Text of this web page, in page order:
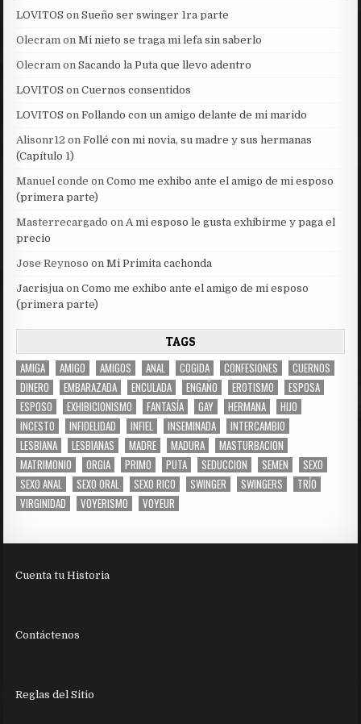
LOVITOS onSueño ser swinger 1ra parte
Olecram onMi nieto se traga mi lefa sin saberlo
Olecram onSacando la Puta que llevo adentro
LOVITOS onCuernos consentidos
LOVITOS onFollando con un amigo delante de mi marido
Alisonr12 onFollé con mi novia, su madre y sus hermanas
(Capítulo 1)
Manuel conde onComo me exhibo ante el amigo de mi esposo
(primera parte)
Masterrecargado onA mi esposo le gusta exhibirme y paga el
precio
Jose Reynoso onMi Primita cachonda
Jacrisjua onComo me exhibo ante el amigo de mi esposo
(primera parte)
TAGS
AMIGA AMIGO AMIGOS ANAL COGIDA CONFESIONES
CUERNOS
DINERO
EMBARAZADA ENCULADA ENGAÑO EROTISMO
ESPOSA
ESPOSO
EXHIBICIONISMO FANTASÍA GAY HERMANA
HIJO
INCESTO
INFIDELIDAD INFIEL INSEMINADA
INTERCAMBIO
LESBIANA
LESBIANAS MADRE MADURA
MASTURBACION
MATRIMONIO
ORGIA PRIMO PUTA SEDUCCION SEMEN
SEXO
SEXO ANAL
SEXO ORAL SEXO RICO SWINGER SWINGERS
TRÍO
VIRGINIDAD
VOYERISMO VOYEUR
Cuenta tu Historia
Contáctenos
Reglas del Sitio